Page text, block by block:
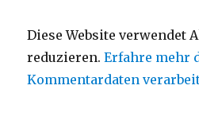
Diese Website verwendet
reduzieren.Erfahre mehr
Kommentardaten